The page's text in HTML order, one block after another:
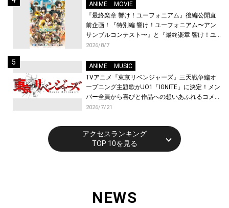
ANIME
MOVIE
『最終楽章 響け！ユーフォニアム』後編公開直
前企画！『特別編 響け！ユーフォニアム〜アン
サンブルコンテスト〜』と『最終楽章 響け！ユ
ーフォニアム』前編の一挙上映が決定！
2026/8/7
ANIME
MUSIC
TVアニメ『東京リベンジャーズ』三天戦争編オ
ープニング主題歌がJO1「IGNITE」に決定！メン
バー全員から喜びと作品への想いあふれるコメン
トが到着！9月に東京・大阪で先行上映会を開
2026/7/21
アクセスランキング
TOP 10を見る
NEWS